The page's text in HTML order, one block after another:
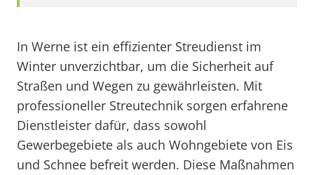
In Werne ist ein effizienter Streudienst im
Winter unverzichtbar, um die Sicherheit auf
Straßen und Wegen zu gewährleisten. Mit
professioneller Streutechnik sorgen erfahrene
Dienstleister dafür, dass sowohl
Gewerbegebiete als auch Wohngebiete von Eis
und Schnee befreit werden. Diese Maßnahmen